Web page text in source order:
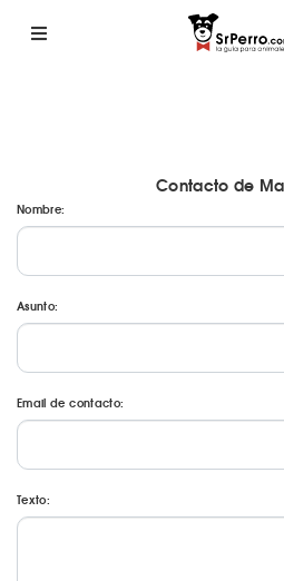
Contacto de
Nombre:
Asunto:
Email de contacto:
Texto: